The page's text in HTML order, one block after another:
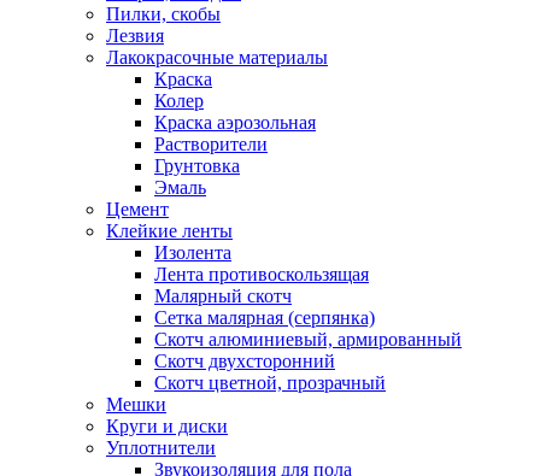
Пилки, скобы
Лезвия
Лакокрасочные материалы
Краска
Колер
Краска аэрозольная
Растворители
Грунтовка
Эмаль
Цемент
Клейкие ленты
Изолента
Лента противоскользящая
Малярный скотч
Сетка малярная (серпянка)
Скотч алюминиевый, армированный
Скотч двухсторонний
Скотч цветной, прозрачный
Мешки
Круги и диски
Уплотнители
Звукоизоляция для пола